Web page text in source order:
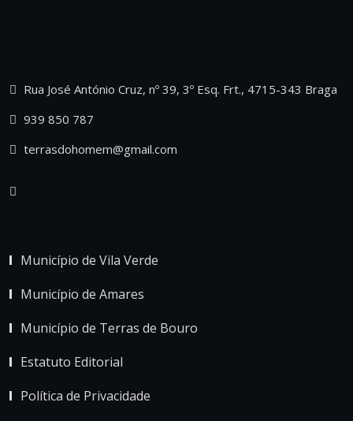
Rua José António Cruz, nº 39, 3º Esq. Frt., 4715-343 Braga
939 850 787
terrasdohomem@gmail.com
Município de Vila Verde
Município de Amares
Município de Terras de Bouro
Estatuto Editorial
Política de Privacidade